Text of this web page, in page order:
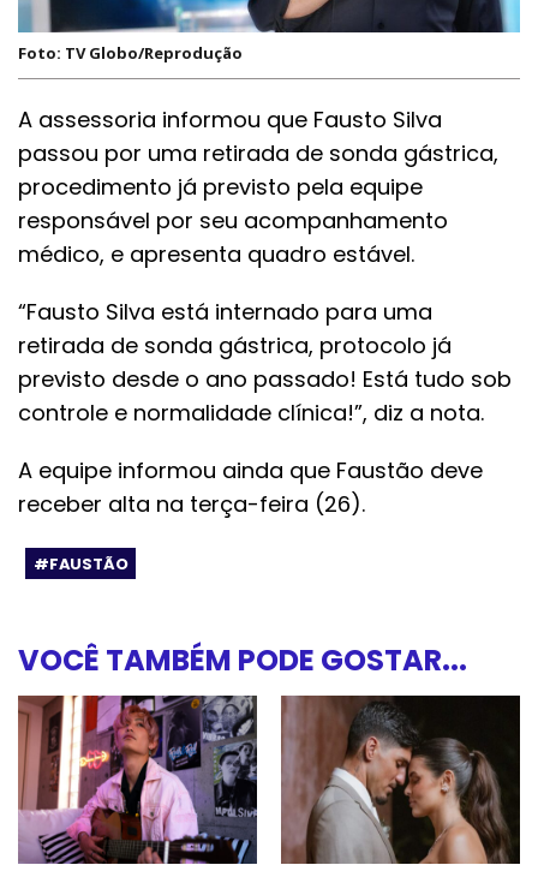
Foto: TV Globo/Reprodução
A assessoria informou que Fausto Silva
passou por uma retirada de sonda gástrica,
procedimento já previsto pela equipe
responsável por seu acompanhamento
médico, e apresenta quadro estável.
“Fausto Silva está internado para uma
retirada de sonda gástrica, protocolo já
previsto desde o ano passado! Está tudo sob
controle e normalidade clínica!”, diz a nota.
A equipe informou ainda que Faustão deve
receber alta na terça-feira (26).
#FAUSTÃO
VOCÊ TAMBÉM PODE GOSTAR...